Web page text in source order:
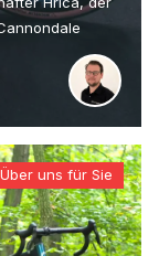
Über uns für Sie